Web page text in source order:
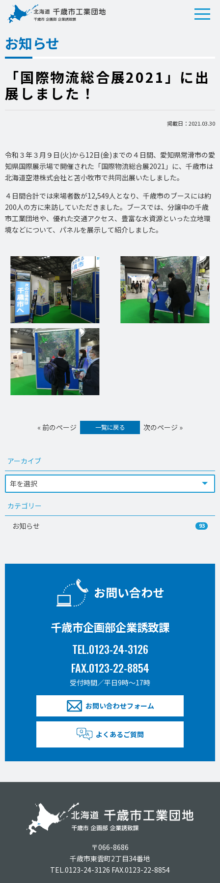
お知らせ
「国際物流総合展2021」に出
展しました！
掲載日：2021.03.30
令和３年３月９日(火)から12日(金)までの４日間、愛知県常滑市の愛
知県国際展示場で開催された「国際物流総合展2021」に、千歳市は
北海道空港株式会社と苫小牧市で共同出展いたしました。
４日間合計では来場者数が12,549人となり、千歳市のブースには約
200人の方に来訪していただきました。ブースでは、分譲中の千歳
市工業団地や、優れた交通アクセス、豊富な水資源といった立地環
境などについて、パネルを展示して紹介しました。
« 前のページ 一覧に戻る 次のページ »
アーカイブ
カテゴリー
お知らせ 93
お問い合わせ
千歳市企画部企業誘致課
TEL.0123-24-3126
FAX.0123-22-8854
受付時間／平日9時〜17時
お問い合わせフォーム
よくあるご質問
〒066-8686
千歳市東雲町2丁目34番地
TEL.0123-24-3126 FAX.0123-22-8854